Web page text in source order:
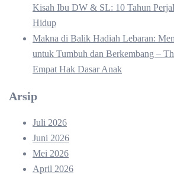
Kisah Ibu DW & SL: 10 Tahun
Hidup
Makna di Balik Hadiah Lebaran:
untuk Tumbuh dan Berkembang –
Empat Hak Dasar Anak
Arsip
Juli 2026
Juni 2026
Mei 2026
April 2026